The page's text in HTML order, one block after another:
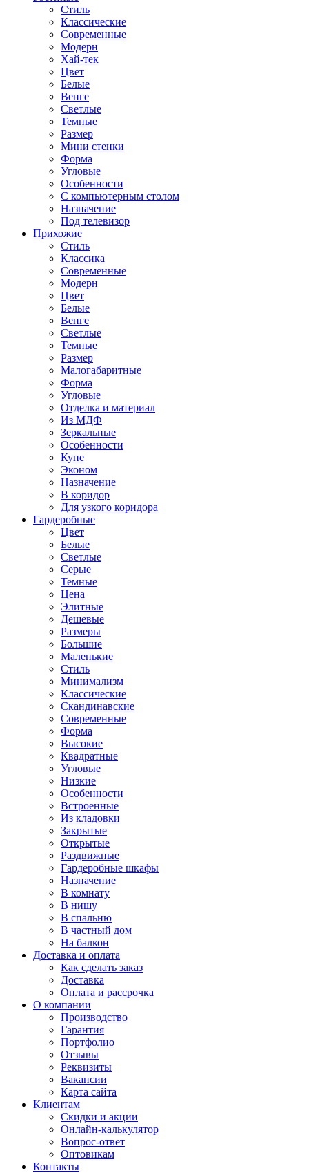
Стиль
Классические
Современные
Модерн
Хай-тек
Цвет
Белые
Венге
Светлые
Темные
Размер
Мини стенки
Форма
Угловые
Особенности
С компьютерным столом
Назначение
Под телевизор
Прихожие
Стиль
Классика
Современные
Модерн
Цвет
Белые
Венге
Светлые
Темные
Размер
Малогабаритные
Форма
Угловые
Отделка и материал
Из МДФ
Зеркальные
Особенности
Купе
Эконом
Назначение
В коридор
Для узкого коридора
Гардеробные
Цвет
Белые
Светлые
Серые
Темные
Цена
Элитные
Дешевые
Размеры
Большие
Маленькие
Стиль
Минимализм
Классические
Скандинавские
Современные
Форма
Высокие
Квадратные
Угловые
Низкие
Особенности
Встроенные
Из кладовки
Закрытые
Открытые
Раздвижные
Гардеробные шкафы
Назначение
В комнату
В нишу
В спальню
В частный дом
На балкон
Доставка и оплата
Как сделать заказ
Доставка
Оплата и рассрочка
О компании
Производство
Гарантия
Портфолио
Отзывы
Реквизиты
Вакансии
Карта сайта
Клиентам
Скидки и акции
Онлайн-калькулятор
Вопрос-ответ
Оптовикам
Контакты